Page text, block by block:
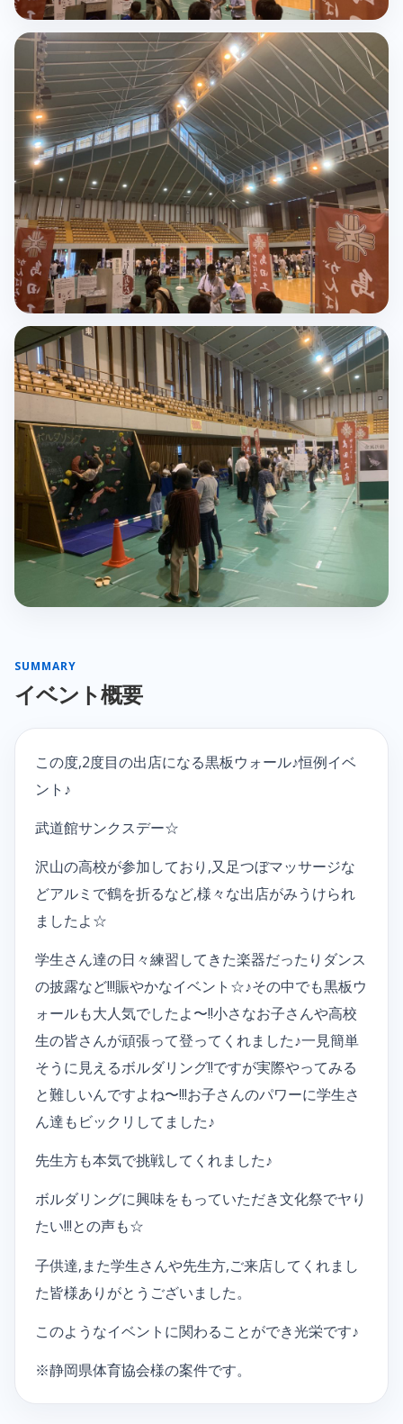
SUMMARY
イベント概要
この度,2度目の出店になる黒板ウォール♪恒例イベ
ント♪
武道館サンクスデー☆
沢山の高校が参加しており,又足つぼマッサージな
どアルミで鶴を折るなど,様々な出店がみうけられ
ましたよ☆
学生さん達の日々練習してきた楽器だったりダンス
の披露など!!!賑やかなイベント☆♪その中でも黒板ウ
ォールも大人気でしたよ〜!!小さなお子さんや高校
生の皆さんが頑張って登ってくれました♪一見簡単
そうに見えるボルダリング!!ですが実際やってみる
と難しいんですよね〜!!!お子さんのパワーに学生さ
ん達もビックリしてました♪
先生方も本気で挑戦してくれました♪
ボルダリングに興味をもっていただき文化祭でヤり
たい!!!との声も☆
子供達,また学生さんや先生方,ご来店してくれまし
た皆様ありがとうございました。
このようなイベントに関わることができ光栄です♪
※静岡県体育協会様の案件です。